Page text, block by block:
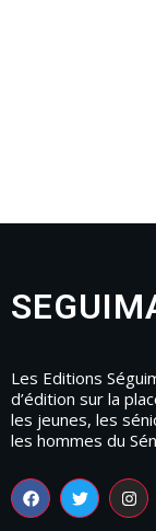
Les Editions
d’édition sur la
les jeunes, les
les hommes du